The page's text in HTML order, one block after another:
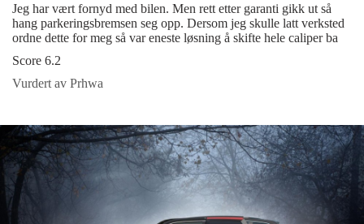
Jeg har vært fornyd med bilen. Men rett etter garanti gikk ut så
hang parkeringsbremsen seg opp. Dersom jeg skulle latt verksted
ordne dette for meg så var eneste løsning å skifte hele caliper ba
Score 6.2
Vurdert av Prhwa